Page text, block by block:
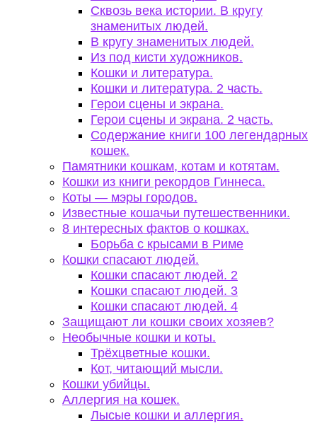
Сквозь века истории. В кругу
знаменитых людей.
В кругу знаменитых людей.
Из под кисти художников.
Кошки и литература.
Кошки и литература. 2 часть.
Герои сцены и экрана.
Герои сцены и экрана. 2 часть.
Содержание книги 100 легендарных
кошек.
Памятники кошкам, котам и котятам.
Кошки из книги рекордов Гиннеса.
Коты — мэры городов.
Известные кошачьи путешественники.
8 интересных фактов о кошках.
Борьба с крысами в Риме
Кошки спасают людей.
Кошки спасают людей. 2
Кошки спасают людей. 3
Кошки спасают людей. 4
Защищают ли кошки своих хозяев?
Необычные кошки и коты.
Трёхцветные кошки.
Кот, читающий мысли.
Кошки убийцы.
Аллергия на кошек.
Лысые кошки и аллергия.